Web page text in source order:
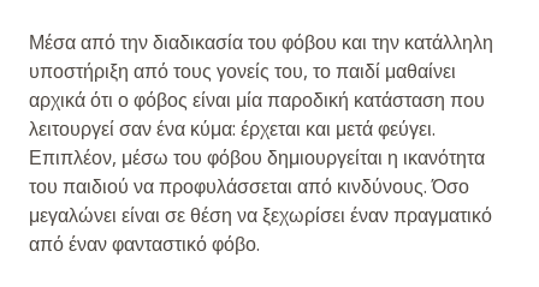
Μέσα από την διαδικασία του φόβου και την κατάλληλη
υποστήριξη από τους γονείς του, το παιδί μαθαίνει
αρχικά ότι ο φόβος είναι μία παροδική κατάσταση που
λειτουργεί σαν ένα κύμα: έρχεται και μετά φεύγει.
Επιπλέον, μέσω του φόβου δημιουργείται η ικανότητα
του παιδιού να προφυλάσσεται από κινδύνους. Όσο
μεγαλώνει είναι σε θέση να ξεχωρίσει έναν πραγματικό
από έναν φανταστικό φόβο.